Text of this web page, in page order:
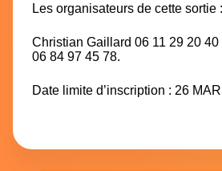
Les organisateurs de cette sortie :
Christian Gaillard 06 11 29 20 40
06 84 97 45 78.
Date limite d’inscription : 26